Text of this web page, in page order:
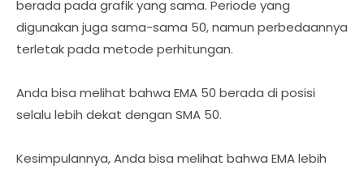
berada pada grafik yang sama. Periode yang
digunakan juga sama-sama 50, namun perbedaannya
terletak pada metode perhitungan.
Anda bisa melihat bahwa EMA 50 berada di posisi
selalu lebih dekat dengan SMA 50.
Kesimpulannya, Anda bisa melihat bahwa EMA lebih